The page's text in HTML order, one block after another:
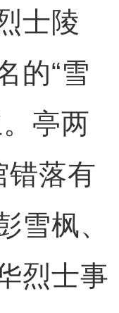
士陵
的“雪
亭两
错落有
雪枫、
烈士事